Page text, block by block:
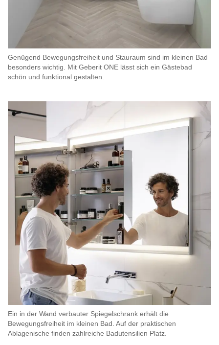
Genügend Bewegungsfreiheit und Stauraum sind im kleinen Bad
besonders wichtig. Mit Geberit ONE lässt sich ein Gästebad
schön und funktional gestalten.
Ein in der Wand verbauter Spiegelschrank erhält die
Bewegungsfreiheit im kleinen Bad. Auf der praktischen
Ablagenische finden zahlreiche Badutensilien Platz.